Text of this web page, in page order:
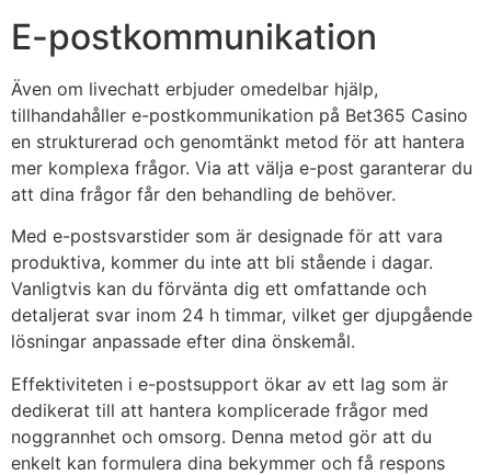
E-postkommunikation
Även om livechatt erbjuder omedelbar hjälp,
tillhandahåller e-postkommunikation på Bet365 Casino
en strukturerad och genomtänkt metod för att hantera
mer komplexa frågor. Via att välja e-post garanterar du
att dina frågor får den behandling de behöver.
Med e-postsvarstider som är designade för att vara
produktiva, kommer du inte att bli stående i dagar.
Vanligtvis kan du förvänta dig ett omfattande och
detaljerat svar inom 24 h timmar, vilket ger djupgående
lösningar anpassade efter dina önskemål.
Effektiviteten i e-postsupport ökar av ett lag som är
dedikerat till att hantera komplicerade frågor med
noggrannhet och omsorg. Denna metod gör att du
enkelt kan formulera dina bekymmer och få respons